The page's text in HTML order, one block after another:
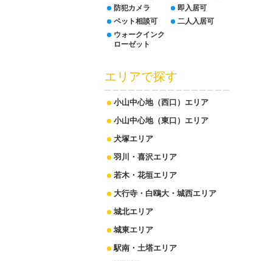
防犯カメラ
即入居可
ペット相談可
二人入居可
ウォークインク
ローゼット
エリアで探す
小山中心地（西口）エリア
小山中心地（東口）エリア
犬塚エリア
羽川・喜沢エリア
若木・花垣エリア
大行寺・白鴎大・城西エリア
城北エリア
城東エリア
駅南・土塔エリア